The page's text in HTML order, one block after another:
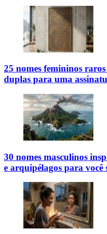
25 nomes femininos
duplas para uma
30 nomes masculinos
e arquipélagos para você